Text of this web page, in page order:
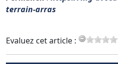
terrain-arras
Evaluez cet article :